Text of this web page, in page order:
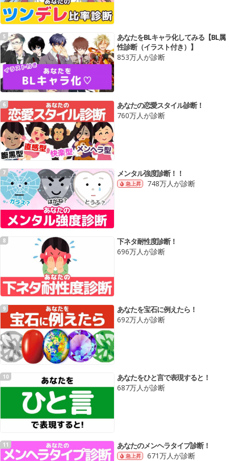
5
あなたをBLキャラ化してみる【BL属
性診断（イラスト付き）】
853万人が診断
6
あなたの恋愛スタイル診断！
760万人が診断
7 メンタル強度診断！！
急上昇 748万人が診断
8
下ネタ耐性度診断！
696万人が診断
9
あなたを宝石に例えたら！
692万人が診断
10
あなたをひと言で表現すると！
687万人が診断
11 あなたのメンヘラタイプ診断！
急上昇 671万人が診断